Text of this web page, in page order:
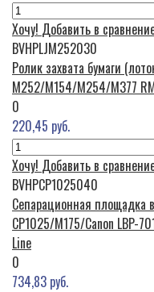
Хочу! Добавить в
BVHPLJM252030
Ролик захвата бумаги
M252/M154/M254/M377
0
220,45 руб.
Хочу! Добавить в
BVHPCP1025040
Сепарационная площадка
CP1025/M175/Canon LBP-
Line
0
734,83 руб.